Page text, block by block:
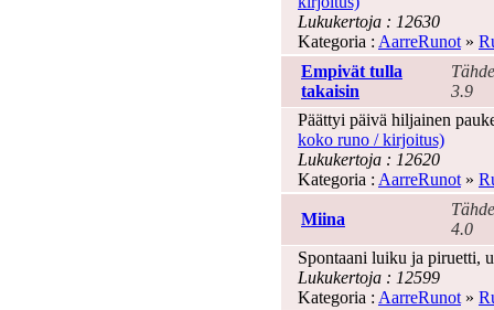
Lukukertoja : 12630
Kategoria : AarreRunot »
Empivät tulla
takaisin
3.9
Päättyi päivä hiljainen
koko runo / kirjoitus)
Lukukertoja : 12620
Kategoria : AarreRunot »
Miina
4.0
Spontaani luiku ja piruetti,
Lukukertoja : 12599
Kategoria : AarreRunot »